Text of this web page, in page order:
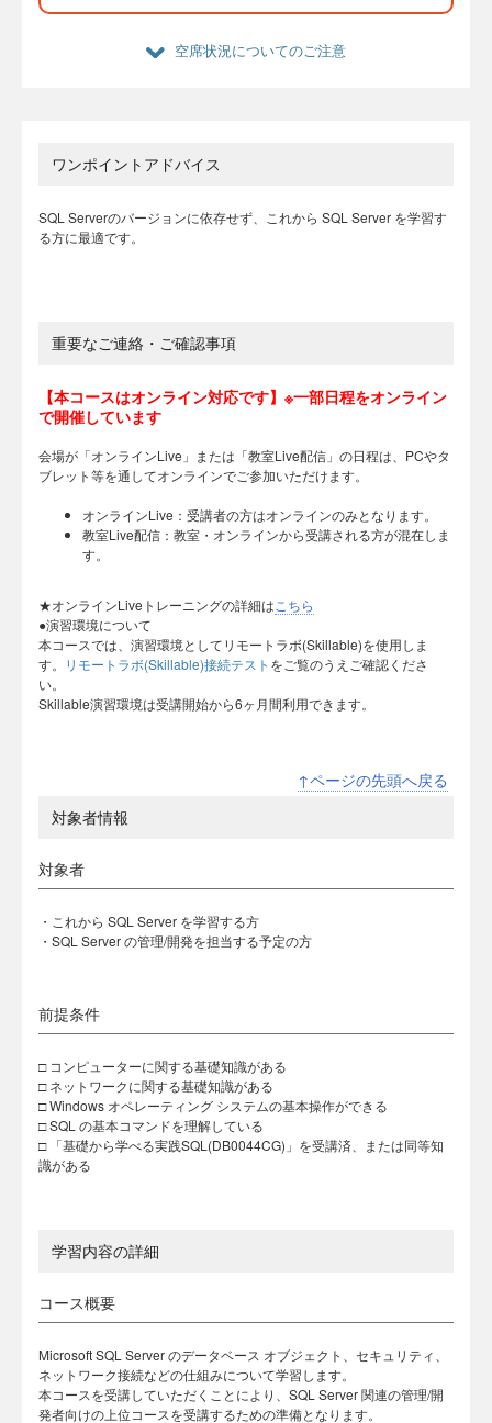
空席状況についてのご注意
ワンポイントアドバイス
SQL Serverのバージョンに依存せず、これから SQL Server を学習す
る方に最適です。
重要なご連絡・ご確認事項
【本コースはオンライン対応です】※一部日程をオンライン
で開催しています
会場が「オンラインLive」または「教室Live配信」の日程は、PCやタ
ブレット等を通してオンラインでご参加いただけます。
オンラインLive：受講者の方はオンラインのみとなります。
教室Live配信：教室・オンラインから受講される方が混在しま
す。
★オンラインLiveトレーニングの詳細は こちら
●演習環境について
本コースでは、演習環境としてリモートラボ(Skillable)を使用しま
す。
リモートラボ(Skillable)接続テスト をご覧のうえご確認くださ
い。
Skillable演習環境は受講開始から6ヶ月間利用できます。
↑ページの先頭へ戻る
対象者情報
対象者
・これから SQL Server を学習する方
・SQL Server の管理/開発を担当する予定の方
前提条件
□ コンピューターに関する基礎知識がある
□ ネットワークに関する基礎知識がある
□ Windows オペレーティング システムの基本操作ができる
□ SQL の基本コマンドを理解している
□ 「基礎から学べる実践SQL(DB0044CG)」を受講済、または同等知
識がある
学習内容の詳細
コース概要
Microsoft SQL Server のデータベース オブジェクト、セキュリティ、
ネットワーク接続などの仕組みについて学習します。
本コースを受講していただくことにより、SQL Server 関連の管理/開
発者向けの上位コースを受講するための準備となります。